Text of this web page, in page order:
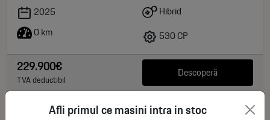
2025
0 km
Hibrid
530 CP
229.900€
TVA deductibil Descoperă
Afli primul ce masini intra in stoc